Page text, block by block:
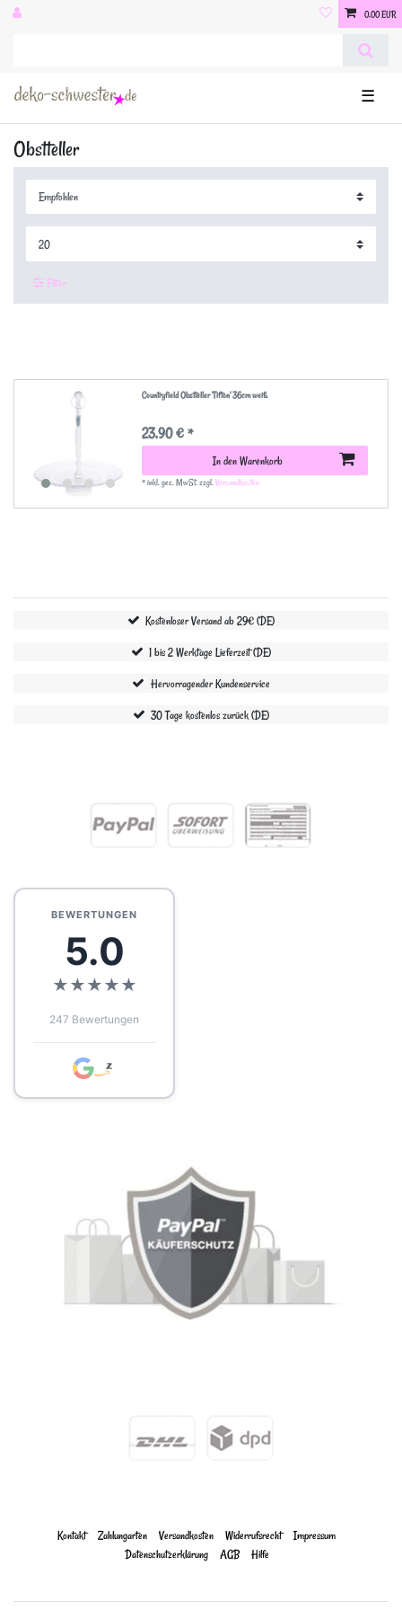
0,00 EUR
☰
Obstteller
Filter
Countryfield Obstteller 'Tifton' 36cm weiß
23,90 € *
In den Warenkorb
*inkl. ges. MwSt.zzgl.Versandkosten
Kostenloser Versand ab 29€ (DE)
1 bis 2 Werktage Lieferzeit (DE)
Hervorragender Kundenservice
30 Tage kostenlos zurück (DE)
BEWERTUNGEN
5.0
★★★★★
247 Bewertungen
Kontakt Zahlungarten Versandkosten Widerrufs­recht
Impressum
Daten­schutz­erklärung
AGB Hilfe